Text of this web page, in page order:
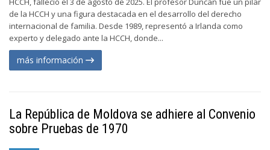
de la HCCH y una figura destacada en el desarrollo del derecho
internacional de familia. Desde 1989, representó a Irlanda como
experto y delegado ante la HCCH, donde...
más información
La República de Moldova se adhiere al Convenio
sobre Pruebas de 1970